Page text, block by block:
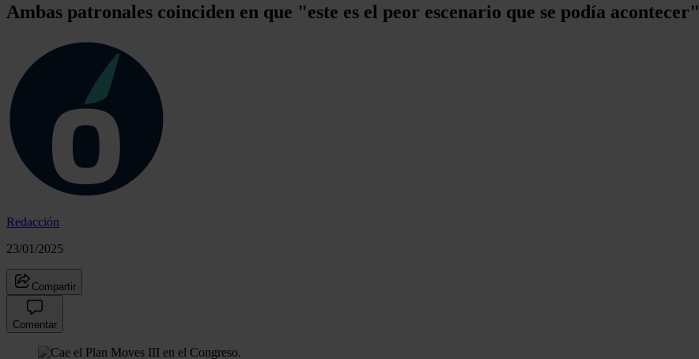
Ambas patronales coinciden en que "este es el peor escenario que se podía acontecer"
Redacción
23/01/2025
Compartir
Comentar